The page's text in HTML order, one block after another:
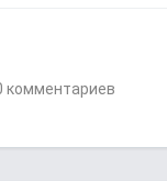
комментариев